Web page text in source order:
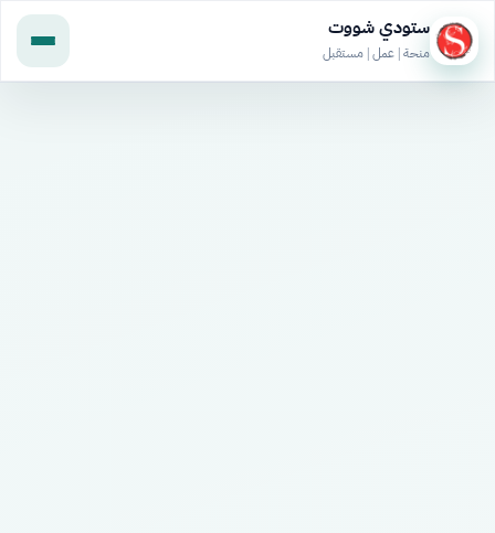
ستودي شووت
منحة | عمل | مستقبل